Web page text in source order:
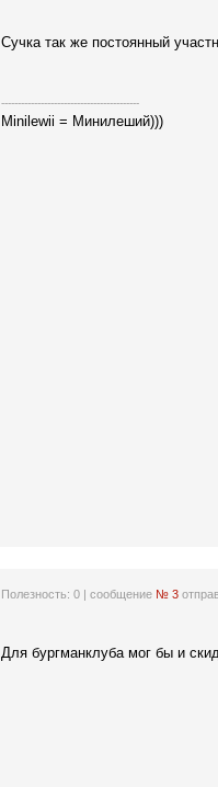
Сучка так же постоянный
------------------------------------------
Minilewii = Минилеший)))
Полезность: 0| сообщение № 3
Для бургманклуба мог бы и